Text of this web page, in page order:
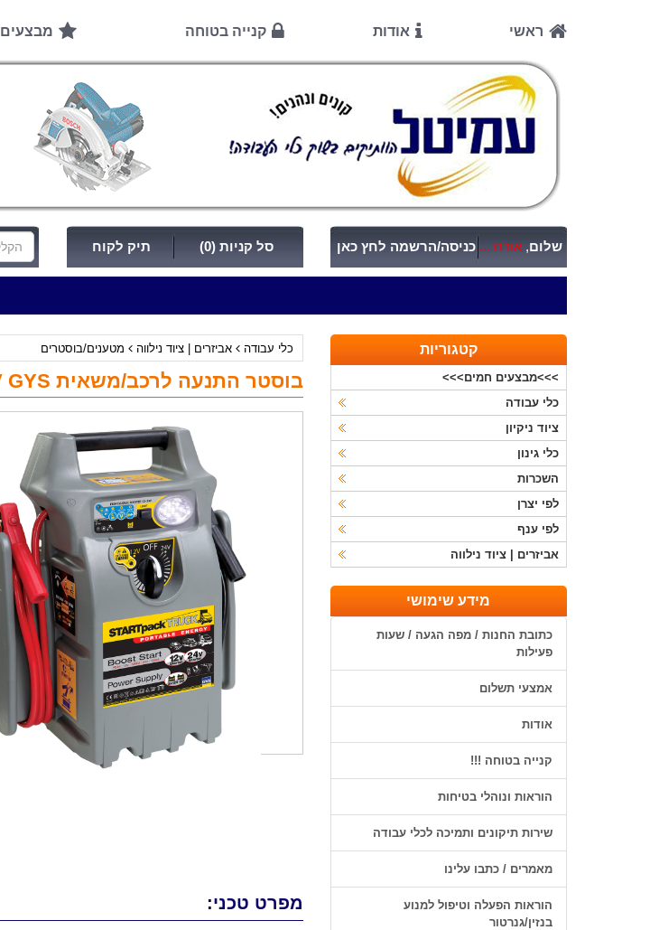
ראשי אודות קנייה בטוחה מבצעים
סל קניות (0) תיק לקוח שלום, אורח ... כניסה/הרשמה לחץ כאן
כלי עבודה אביזרים | ציוד נילווה מטענים/בוסטרים
בוסטר התנעה לרכב/משאית 12V-24V GYS
מפרט טכני:
קטגוריות
>>>מבצעים חמים>>>
כלי עבודה
ציוד ניקיון
כלי גינון
השכרות
לפי יצרן
לפי ענף
אביזרים | ציוד נילווה
מידע שימושי
כתובת החנות / מפה הגעה / שעות
פעילות
אמצעי תשלום
אודות
קנייה בטוחה !!!
הוראות ונוהלי בטיחות
שירות תיקונים ותמיכה לכלי עבודה
מאמרים / כתבו עלינו
הוראות הפעלה וטיפול למנוע
בנזין/גנרטור